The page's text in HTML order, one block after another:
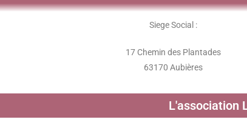
Siege Social :
17 Chemin des Plantades
63170 Aubières
L'association